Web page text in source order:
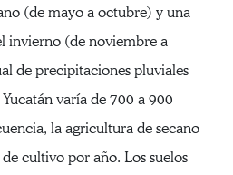
(de mayo a octubre) y una
invierno (de noviembre a
de precipitaciones pluviales
varía de 700 a 900
la agricultura de secano
cultivo por año. Los suelos